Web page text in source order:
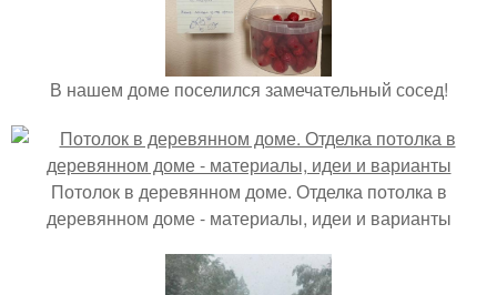
В нашем доме поселился замечательный сосед!
Потолок в деревянном доме. Отделка потолка в
деревянном доме - материалы, идеи и варианты